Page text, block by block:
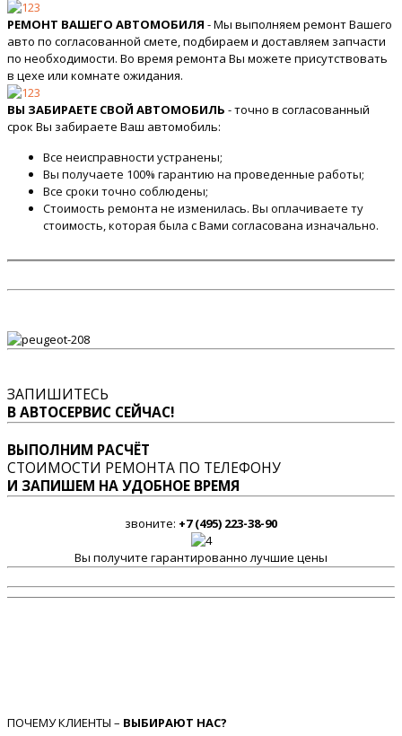
РЕМОНТ ВАШЕГО АВТОМОБИЛЯ - Мы выполняем ремонт Вашего
авто по согласованной смете, подбираем и доставляем запчасти
по необходимости. Во время ремонта Вы можете присутствовать
в цехе или комнате ожидания.
ВЫ ЗАБИРАЕТЕ СВОЙ АВТОМОБИЛЬ - точно в согласованный
срок Вы забираете Ваш автомобиль:
Все неисправности устранены;
Вы получаете 100% гарантию на проведенные работы;
Все сроки точно соблюдены;
Стоимость ремонта не изменилась. Вы оплачиваете ту
стоимость, которая была с Вами согласована изначально.
ЗАПИШИТЕСЬ
В АВТОСЕРВИС СЕЙЧАС!
ВЫПОЛНИМ РАСЧЁТ
СТОИМОСТИ РЕМОНТА ПО ТЕЛЕФОНУ
И ЗАПИШЕМ НА УДОБНОЕ ВРЕМЯ
звоните: +7 (495) 223-38-90
Вы получите гарантированно лучшие цены
ПОЧЕМУ КЛИЕНТЫ – ВЫБИРАЮТ НАС?